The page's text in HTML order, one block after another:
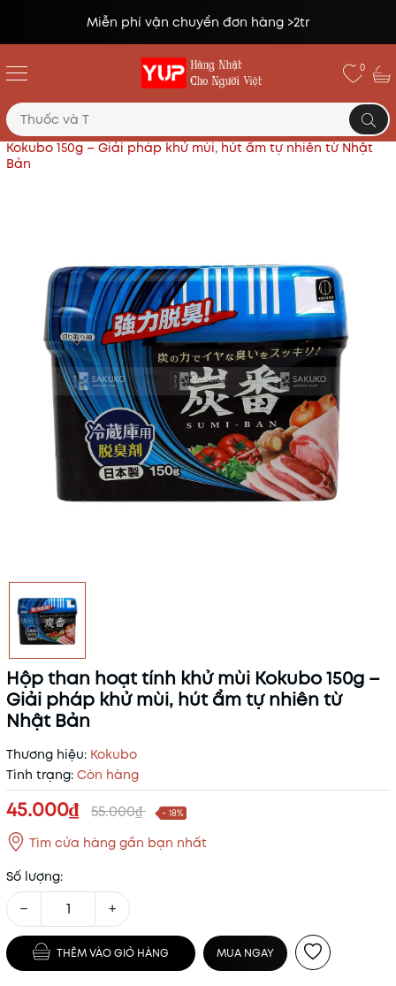
Miễn phí vận chuyển đơn hàng >2tr
0
Trang chủ Hóa phẩm
Hộp than hoạt tính khử mùi
Kokubo 150g – Giải pháp khử mùi, hút ẩm tự nhiên từ Nhật
Bản
Hộp than hoạt tính khử mùi Kokubo 150g –
Giải pháp khử mùi, hút ẩm tự nhiên từ
Nhật Bản
Thương hiệu: Kokubo
Tình trạng: Còn hàng
45.000₫ 55.000₫ - 18%
Tìm cửa hàng gần bạn nhất
Số lượng:
− +
THÊM VÀO GIỎ HÀNG MUA NGAY